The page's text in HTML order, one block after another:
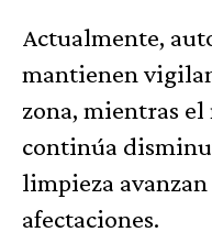
Actualmente,
mantienen
zona, mientras
continúa
limpieza
afectaciones.